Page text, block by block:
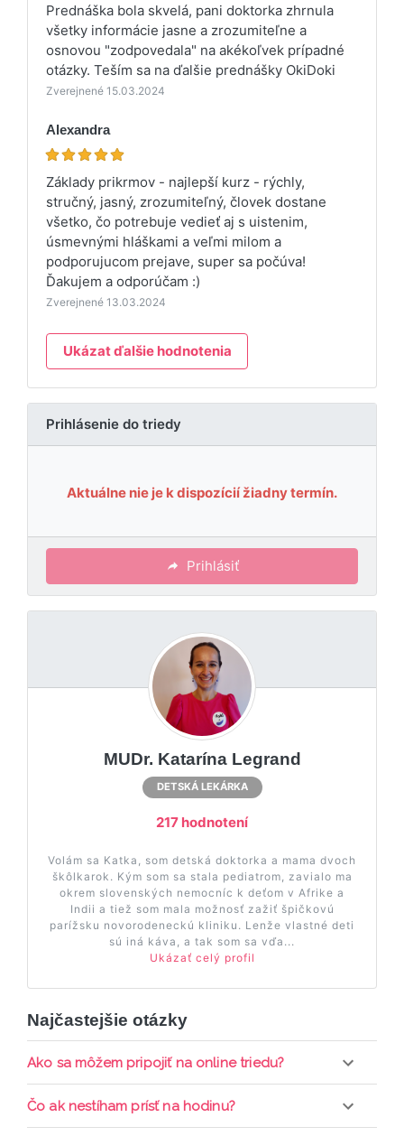
Prednáška bola skvelá, pani doktorka zhrnula
všetky informácie jasne a zrozumiteľne a
osnovou "zodpovedala" na akékoľvek prípadné
otázky. Teším sa na ďalšie prednášky OkiDoki
Zverejnené 15.03.2024
Alexandra
Základy prikrmov - najlepší kurz - rýchly,
stručný, jasný, zrozumiteľný, človek dostane
všetko, čo potrebuje vedieť aj s uistenim,
úsmevnými hláškami a veľmi milom a
podporujucom prejave, super sa počúva!
Ďakujem a odporúčam :)
Zverejnené 13.03.2024
Ukázat ďalšie hodnotenia
Prihlásenie do triedy
Aktuálne nie je k dispozícií žiadny termín.
Prihlásiť
MUDr. Katarína Legrand
DETSKÁ LEKÁRKA
217 hodnotení
Volám sa Katka, som detská doktorka a mama dvoch
škôlkarok. Kým som sa stala pediatrom, zavialo ma
okrem slovenských nemocníc k deťom v Afrike a
Indii a tiež som mala možnosť zažiť špičkovú
parížsku novorodeneckú kliniku. Lenže vlastné deti
sú iná káva, a tak som sa vďa...
Ukázať celý profil
Najčastejšie otázky
Ako sa môžem pripojiť na online triedu?
Pripojenie do online triedy prebieha priamo cez
Čo ak nestíham prísť na hodinu?